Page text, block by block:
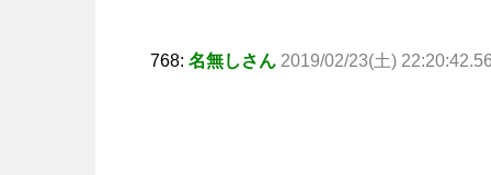
768: 名無しさん 2019/02/23(土) 22:20:42.56